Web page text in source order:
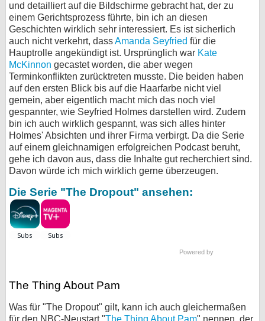
und detailliert auf die Bildschirme gebracht hat, der zu
einem Gerichtsprozess führte, bin ich an diesen
Geschichten wirklich sehr interessiert. Es ist sicherlich
auch nicht verkehrt, dassAmanda Seyfried für die
Hauptrolle angekündigt ist. Ursprünglich war Kate
McKinnon gecastet worden, die aber wegen
Terminkonflikten zurücktreten musste. Die beiden haben
auf den ersten Blick bis auf die Haarfarbe nicht viel
gemein, aber eigentlich macht mich das noch viel
gespannter, wie Seyfried Holmes darstellen wird. Zudem
bin ich auch wirklich gespannt, was sich alles hinter
Holmes' Absichten und ihrer Firma verbirgt. Da die Serie
auf einem gleichnamigen erfolgreichen Podcast beruht,
gehe ich davon aus, dass die Inhalte gut recherchiert sind.
Davon würde ich mich wirklich gerne überzeugen.
Die Serie "The Dropout" ansehen:
Powered by
The Thing About Pam
Was für "The Dropout" gilt, kann ich auch gleichermaßen